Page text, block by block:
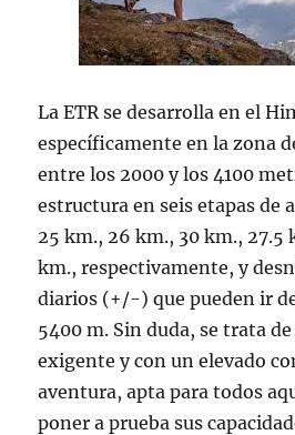
La ETR se desarrolla en el
específicamente en la zona
entre los 2000 y los 4100
estructura en seis etapas de
25 km., 26 km., 30 km., 27.5
km., respectivamente, y
diarios (+/-) que pueden ir
5400 m. Sin duda, se trata
exigente y con un elevado
aventura, apta para todos
poner a prueba sus